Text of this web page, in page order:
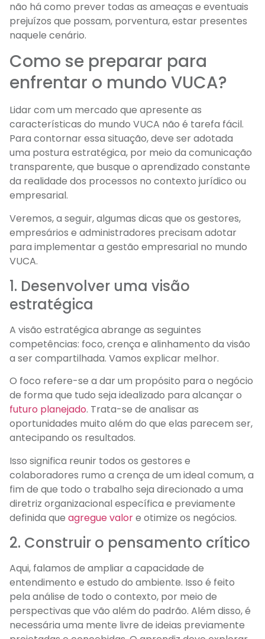
não há como prever todas as ameaças e eventuais
prejuízos que possam, porventura, estar presentes
naquele cenário.
Como se preparar para
enfrentar o mundo VUCA?
Lidar com um mercado que apresente as
características do mundo VUCA não é tarefa fácil.
Para contornar essa situação, deve ser adotada
uma postura estratégica, por meio da comunicação
transparente, que busque o aprendizado constante
da realidade dos processos no contexto jurídico ou
empresarial.
Veremos, a seguir, algumas dicas que os gestores,
empresários e administradores precisam adotar
para implementar a gestão empresarial no mundo
VUCA.
1. Desenvolver uma visão
estratégica
A visão estratégica abrange as seguintes
competências: foco, crença e alinhamento da visão
a ser compartilhada. Vamos explicar melhor.
O foco refere-se a dar um propósito para o negócio
de forma que tudo seja idealizado para alcançar o
futuro planejado. Trata-se de analisar as
oportunidades muito além do que elas parecem ser,
antecipando os resultados.
Isso significa reunir todos os gestores e
colaboradores rumo a crença de um ideal comum, a
fim de que todo o trabalho seja direcionado a uma
diretriz organizacional específica e previamente
definida que agregue valore otimize os negócios.
2. Construir o pensamento crítico
Aqui, falamos de ampliar a capacidade de
entendimento e estudo do ambiente. Isso é feito
pela análise de todo o contexto, por meio de
perspectivas que vão além do padrão. Além disso, é
necessária uma mente livre de ideias previamente